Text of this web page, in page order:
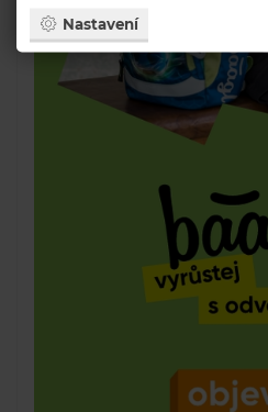
Nastavení